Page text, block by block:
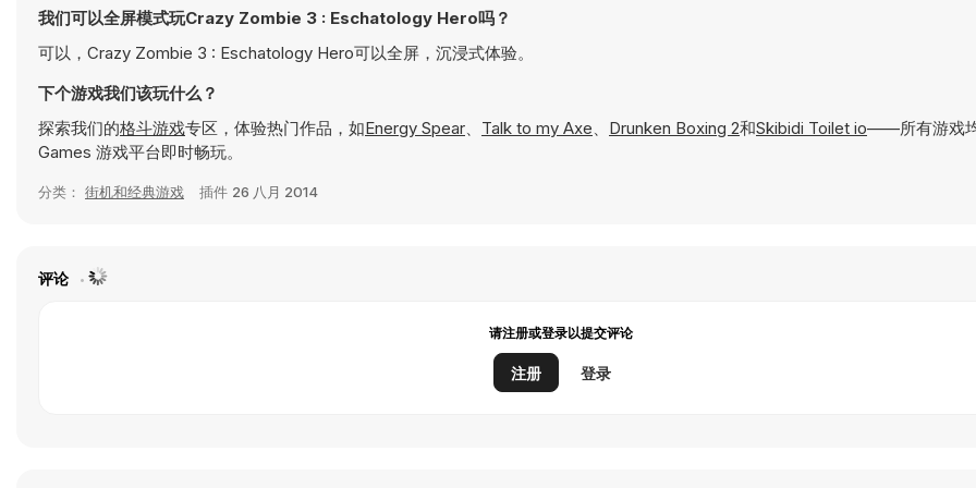
我们可以全屏模式玩Crazy Zombie 3 : Eschatology Hero吗？
可以，Crazy Zombie 3 : Eschatology Hero可以全屏，沉浸式体验。
下个游戏我们该玩什么？
探索我们的格斗游戏专区，体验热门作品，如Energy Spear、 Talk to my Axe、 Drunken Boxing 2和Skibidi Toilet io——所有游戏
Games 游戏平台即时畅玩。
分类： 街机和经典游戏 插件 26 八月 2014
评论
请注册或登录以提交评论
注册 登录